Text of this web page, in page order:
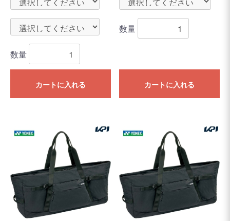
数量
カートに入れる
数量
カートに入れる